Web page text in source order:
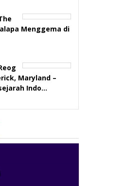
Menggema di
Maryland –
Indo…